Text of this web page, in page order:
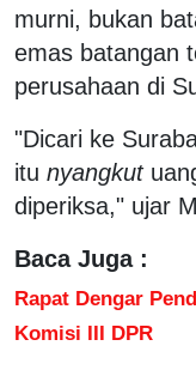
murni, bukan
emas batangan
perusahaan di
"Dicari ke
itu nyangkut
diperiksa," ujar
Baca Juga :
Rapat Dengar
Komisi III DPR